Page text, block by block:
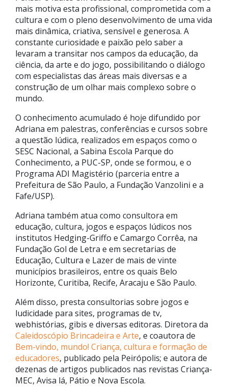
mais motiva esta profissional, comprometida com a
cultura e com o pleno desenvolvimento de uma vida
mais dinâmica, criativa, sensível e generosa. A
constante curiosidade e paixão pelo saber a
levaram a transitar nos campos da educação, da
ciência, da arte e do jogo, possibilitando o diálogo
com especialistas das áreas mais diversas e a
construção de um olhar mais complexo sobre o
mundo.
O conhecimento acumulado é hoje difundido por
Adriana em palestras, conferências e cursos sobre
a questão lúdica, realizados em espaços como o
SESC Nacional, a Sabina Escola Parque do
Conhecimento, a PUC-SP, onde se formou, e o
Programa ADI Magistério (parceria entre a
Prefeitura de São Paulo, a Fundação Vanzolini e a
Fafe/USP).
Adriana também atua como consultora em
educação, cultura, jogos e espaços lúdicos nos
institutos Hedging-Griffo e Camargo Corrêa, na
Fundação Gol de Letra e em secretarias de
Educação, Cultura e Lazer de mais de vinte
municípios brasileiros, entre os quais Belo
Horizonte, Curitiba, Recife, Aracaju e São Paulo.
Além disso, presta consultorias sobre jogos e
ludicidade para sites, programas de tv,
webhistórias, gibis e diversas editoras. Diretora da
Caleidoscópio Brincadeira e Arte, e coautora de
Bem-vindo, mundo! Criança, cultura e formação de
educadores, publicado pela Peirópolis; e autora de
dezenas de artigos publicados nas revistas Criança-
MEC, Avisa lá, Pátio e Nova Escola.